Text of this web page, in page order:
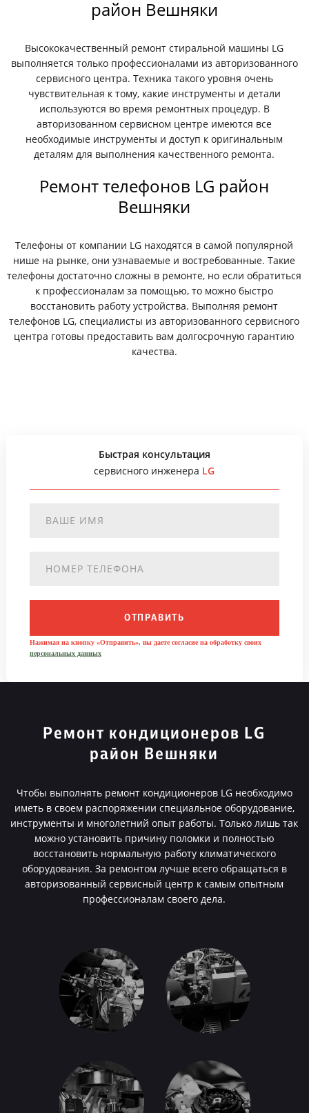
район Вешняки
Высококачественный ремонт стиральной машины LG
выполняется только профессионалами из авторизованного
сервисного центра. Техника такого уровня очень
чувствительная к тому, какие инструменты и детали
используются во время ремонтных процедур. В
авторизованном сервисном центре имеются все
необходимые инструменты и доступ к оригинальным
деталям для выполнения качественного ремонта.
Ремонт телефонов LG район
Вешняки
Телефоны от компании LG находятся в самой популярной
нише на рынке, они узнаваемые и востребованные. Такие
телефоны достаточно сложны в ремонте, но если обратиться
к профессионалам за помощью, то можно быстро
восстановить работу устройства. Выполняя ремонт
телефонов LG, специалисты из авторизованного сервисного
центра готовы предоставить вам долгосрочную гарантию
качества.
Быстрая консультация
сервисного инженера LG
ОТПРАВИТЬ
Нажимая на кнопку «Отправить», вы даете согласие на обработку своих
персональных данных
Ремонт кондиционеров LG
район Вешняки
Чтобы выполнять ремонт кондиционеров LG необходимо
иметь в своем распоряжении специальное оборудование,
инструменты и многолетний опыт работы. Только лишь так
можно установить причину поломки и полностью
восстановить нормальную работу климатического
оборудования. За ремонтом лучше всего обращаться в
авторизованный сервисный центр к самым опытным
профессионалам своего дела.